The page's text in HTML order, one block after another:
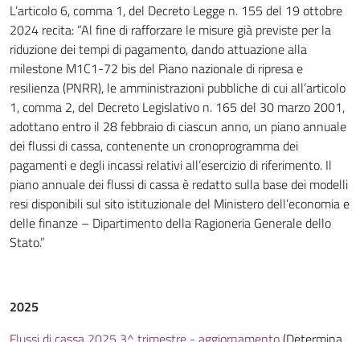
L’articolo 6, comma 1, del Decreto Legge n. 155 del 19 ottobre
2024 recita: “Al fine di rafforzare le misure già previste per la
riduzione dei tempi di pagamento, dando attuazione alla
milestone M1C1-72 bis del Piano nazionale di ripresa e
resilienza (PNRR), le amministrazioni pubbliche di cui all’articolo
1, comma 2, del Decreto Legislativo n. 165 del 30 marzo 2001,
adottano entro il 28 febbraio di ciascun anno, un piano annuale
dei flussi di cassa, contenente un cronoprogramma dei
pagamenti e degli incassi relativi all’esercizio di riferimento. Il
piano annuale dei flussi di cassa è redatto sulla base dei modelli
resi disponibili sul sito istituzionale del Ministero dell’economia e
delle finanze – Dipartimento della Ragioneria Generale dello
Stato.”
2025